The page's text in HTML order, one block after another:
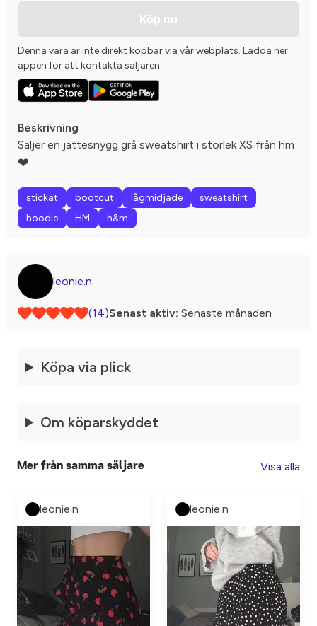
Köp nu
Denna vara är inte direkt köpbar via vår webplats. Ladda ner
appen för att kontakta säljaren
Beskrivning
Säljer en jättesnygg grå sweatshirt i storlek XS från hm
❤️
stickat bootcut lågmidjade
sweatshirt
hoodie
HM h&m
leonie.n
(14)Senast aktiv: Senaste månaden
Köpa via plick
Om köparskyddet
Mer från samma säljare Visa alla
leonie.n leonie.n